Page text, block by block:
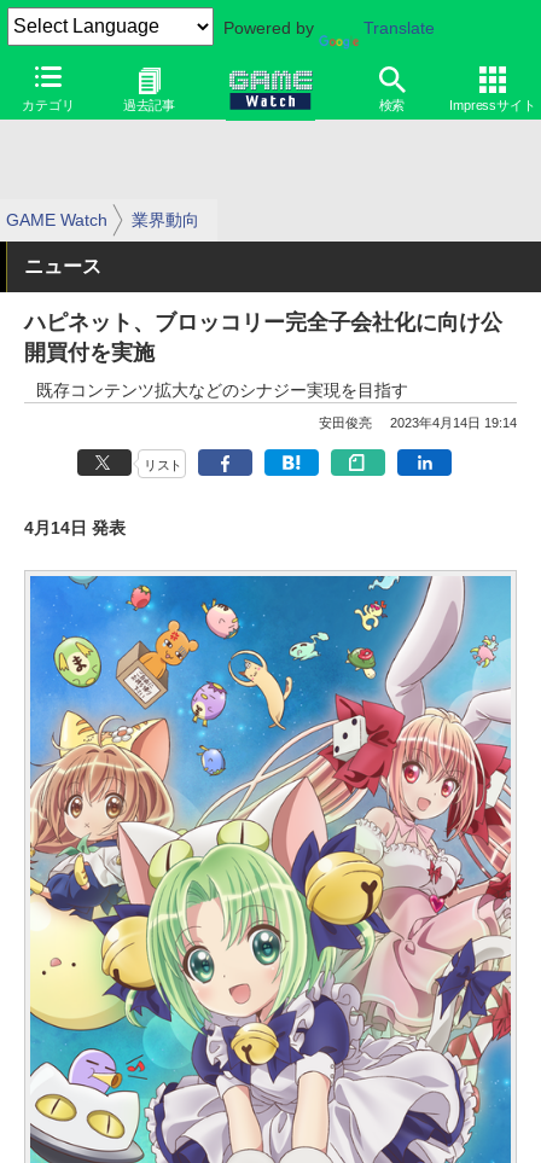
Powered by Translate
カテゴリ 過去記事 検索 Impressサイト
GAME Watch 業界動向
ニュース
ハピネット、ブロッコリー完全子会社化に向け公
開買付を実施
既存コンテンツ拡大などのシナジー実現を目指す
安田俊亮 2023年4月14日 19:14
リスト
4月14日 発表